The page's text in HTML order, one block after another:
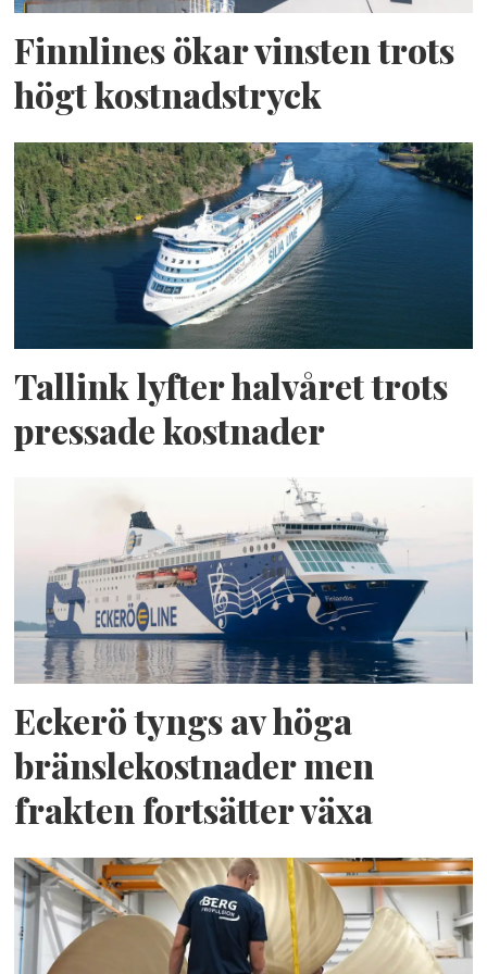
Thrustrar:2 Aquamaster Solid Ord.
Kostnad:100 miljoner kronor är
prislappen som Sundsvalls hamn fick
betala för Drake. Den ersätter den
gamla bogserbåten Axel Enström.
Finnlines ökar vinsten trots
högt kostnadstryck
Tallink lyfter halvåret trots
pressade kostnader
Eckerö tyngs av höga
bränslekostnader men
frakten fortsätter växa